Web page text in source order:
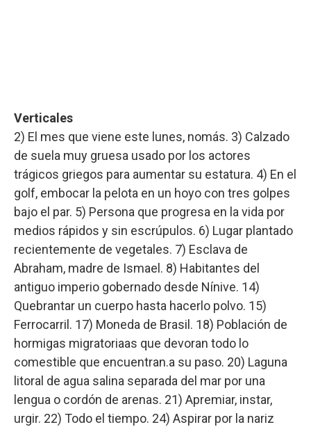
Verticales
2) El mes que viene este lunes, nomás. 3) Calzado
de suela muy gruesa usado por los actores
trágicos griegos para aumentar su estatura. 4) En el
golf, embocar la pelota en un hoyo con tres golpes
bajo el par. 5) Persona que progresa en la vida por
medios rápidos y sin escrúpulos. 6) Lugar plantado
recientemente de vegetales. 7) Esclava de
Abraham, madre de Ismael. 8) Habitantes del
antiguo imperio gobernado desde Nínive. 14)
Quebrantar un cuerpo hasta hacerlo polvo. 15)
Ferrocarril. 17) Moneda de Brasil. 18) Población de
hormigas migratoriaas que devoran todo lo
comestible que encuentran.a su paso. 20) Laguna
litoral de agua salina separada del mar por una
lengua o cordón de arenas. 21) Apremiar, instar,
urgir. 22) Todo el tiempo. 24) Aspirar por la nariz